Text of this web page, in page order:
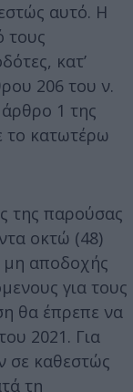
αυτό. Η
τους
κατ’
206 του ν.
1 της
το κατωτέρω
της παρούσας
οκτώ (48)
μη αποδοχής
για τους
θα έπρεπε να
2021. Για
σε καθεστώς
τη